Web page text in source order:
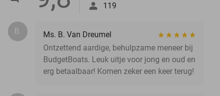
119
B.
Ms. B. Van Dreumel
Ontzettend aardige, behulpzame meneer bij
BudgetBoats. Leuk uitje voor jong en oud en
erg betaalbaar! Komen zeker een keer terug!